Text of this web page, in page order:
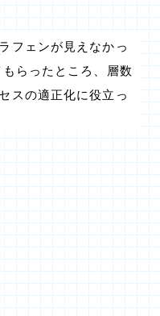
フェンが見えなかっ
らったところ、層数
スの適正化に役立っ